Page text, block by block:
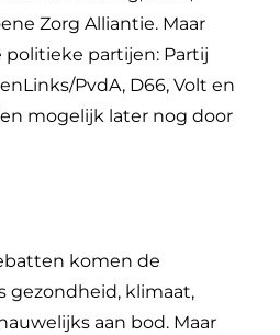
Zorg Alliantie. Maar
partijen: Partij
PvdA, D66, Volt en
mogelijk later nog door
komen de
gezondheid, klimaat,
aan bod. Maar